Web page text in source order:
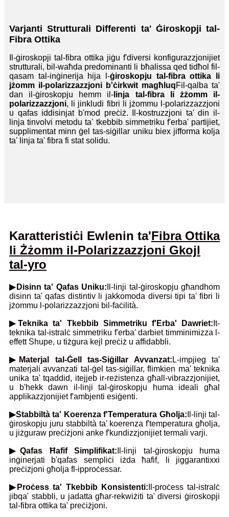
Varjanti Strutturali Differenti ta' Ġiroskopji tal-
Fibra Ottika
Il-ġiroskopji tal-fibra ottika jiġu f'diversi konfigurazzjonijiet
strutturali, bil-waħda predominanti li bħalissa qed tidħol fil-
qasam tal-inġinerija hija l-ġiroskopju tal-fibra ottika li
jżomm il-polarizzazzjoni b'ċirkwit magħluqFil-qalba ta'
dan il-ġiroskopju hemm il- linja tal-fibra li żżomm il-
polarizzazzjoni, li jinkludi fibri li jżommu l-polarizzazzjoni
u qafas iddisinjat b'mod preċiż. Il-kostruzzjoni ta' din il-
linja tinvolvi metodu ta' tkebbib simmetriku f'erba' partijiet,
supplimentat minn ġel tas-siġillar uniku biex jifforma kolja
ta' linja ta' fibra fi stat solidu.
Karatteristiċi Ewlenin ta'Fibra Ottika
li Żżomm il-Polarizzazzjoni Gkojl
tal-yro
▶Disinn ta' Qafas Uniku: Il-linji tal-ġiroskopju għandhom
disinn ta' qafas distintiv li jakkomoda diversi tipi ta' fibri li
jżommu l-polarizzazzjoni bil-faċilità.
▶Teknika ta' Tkebbib Simmetriku f'Erba' Dawriet: It-
teknika tal-istralċ simmetriku f'erba' darbiet timminimizza l-
effett Shupe, u tiżgura kejl preċiż u affidabbli.
▶Materjal tal-Ġell tas-Siġillar Avvanzat: L-impjieg ta'
materjali avvanzati tal-ġel tas-siġillar, flimkien ma' teknika
unika ta' tqaddid, itejjeb ir-reżistenza għall-vibrazzjonijiet,
u b'hekk dawn il-linji tal-ġiroskopju huma ideali għal
applikazzjonijiet f'ambjenti esiġenti.
▶Stabbiltà ta' Koerenza f'Temperatura Għolja: Il-linji tal-
ġiroskopju juru stabbiltà ta' koerenza f'temperatura għolja,
u jiżguraw preċiżjoni anke f'kundizzjonijiet termali varji.
▶Qafas Ħafif Simplifikat: Il-linji tal-ġiroskopju huma
inġinerjati b'qafas sempliċi iżda ħafif, li jiggarantixxi
preċiżjoni għolja fl-ipproċessar.
▶Proċess ta' Tkebbib Konsistenti: Il-proċess tal-istralċ
jibqa' stabbli, u jadatta għar-rekwiżiti ta' diversi ġiroskopji
tal-fibra ottika ta' preċiżjoni.